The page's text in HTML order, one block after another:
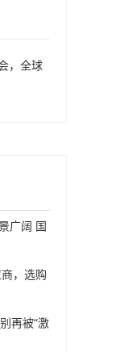
，全球
广阔 国
，选购
再被“激